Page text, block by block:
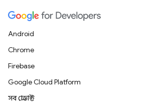
Android
Chrome
Firebase
Google Cloud Platform
সব প্রোডাক্ট